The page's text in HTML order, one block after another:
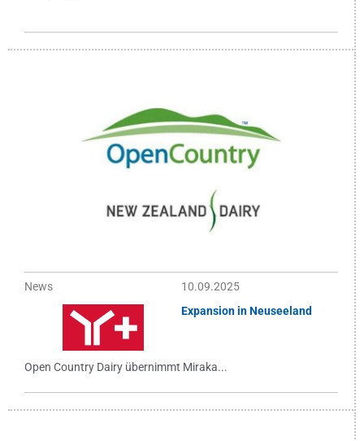
News
10.09.2025
Expansion in Neuseeland
Open Country Dairy übernimmt Miraka...